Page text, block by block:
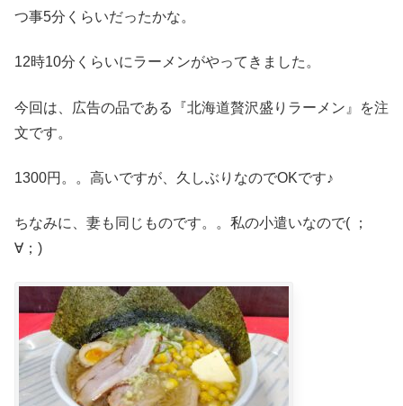
つ事5分くらいだったかな。
12時10分くらいにラーメンがやってきました。
今回は、広告の品である『北海道贅沢盛りラーメン』を注
文です。
1300円。。高いですが、久しぶりなのでOKです♪
ちなみに、妻も同じものです。。私の小遣いなので( ；
∀；)